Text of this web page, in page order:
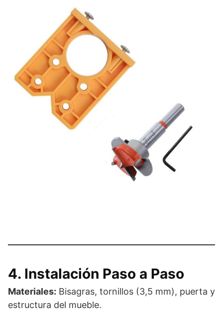
4. Instalación Paso a Paso
Materiales: Bisagras, tornillos (3,5 mm), puerta y
estructura del mueble.